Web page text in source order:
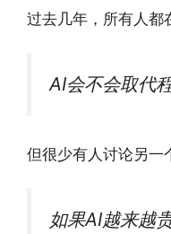
过去几年，所有人都
AI会不会取代
但很少有人讨论另一
如果AI越来越